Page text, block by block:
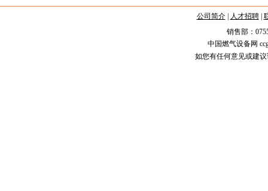
公司简介| 人才招聘|
销售部：
中国燃气设备网
如您有任何意见或建